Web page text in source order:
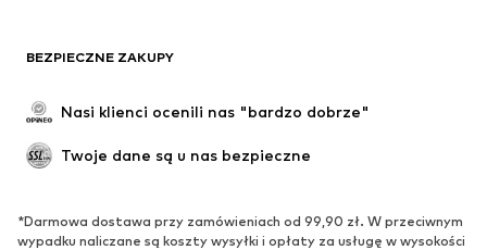
BEZPIECZNE ZAKUPY
Nasi klienci ocenili nas "bardzo dobrze"
Twoje dane są u nas bezpieczne
*Darmowa dostawa przy zamówieniach od 99,90 zł. W przeciwnym
wypadku naliczane są koszty wysyłki i opłaty za usługę w wysokości